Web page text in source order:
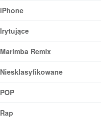
iPhone
Irytujące
Marimba Remix
Niesklasyfikowane
POP
Rap